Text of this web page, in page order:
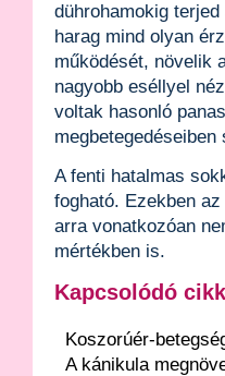
dührohamokig
harag mind olyan
működését, növelik
nagyobb eséllyel
voltak hasonló
A fenti hatalmas
fogható. Ezekben
arra vonatkozóan
mértékben is.
Kapcsolódó
Koszorúér-
A kánikula